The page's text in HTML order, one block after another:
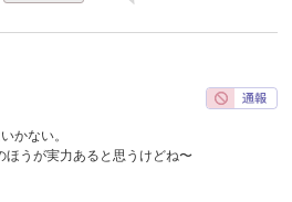
かない。
ほうが実力あると思うけどね〜